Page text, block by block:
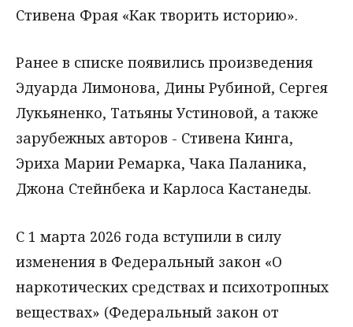
Стивена Фрая «Как творить историю».
Ранее в списке появились произведения
Эдуарда Лимонова, Дины Рубиной, Сергея
Лукьяненко, Татьяны Устиновой, а также
зарубежных авторов - Стивена Кинга,
Эриха Марии Ремарка, Чака Паланика,
Джона Стейнбека и Карлоса Кастанеды.
С 1 марта 2026 года вступили в силу
изменения в Федеральный закон «О
наркотических средствах и психотропных
веществах» (Федеральный закон от